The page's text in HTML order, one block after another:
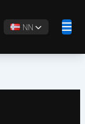
NN